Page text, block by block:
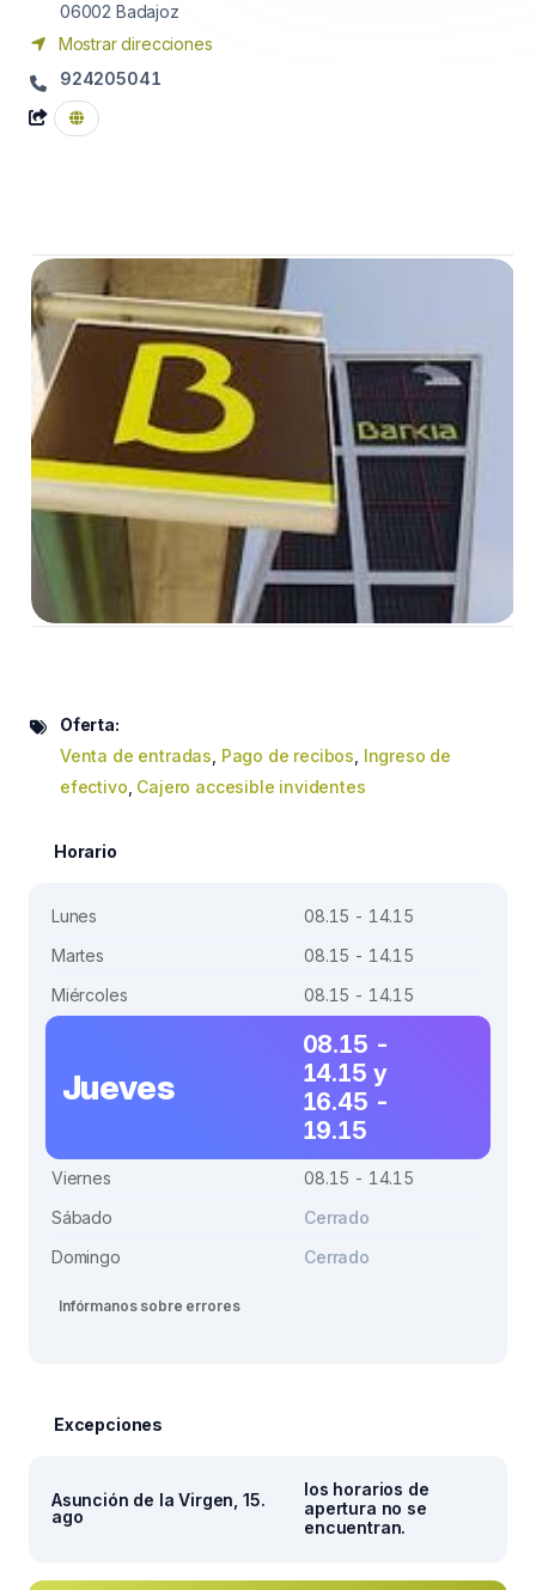
06002 Badajoz
Mostrar direcciones
924205041
Oferta:
Venta de entradas Pago de recibos Ingreso de
efectivo Cajero accesible invidentes
Horario
Lunes
08.15 - 14.15
Martes
08.15 - 14.15
Miércoles
08.15 - 14.15
Jueves
08.15 -
14.15 y
16.45 -
19.15
Viernes
08.15 - 14.15
Sábado
Cerrado
Domingo
Cerrado
Infórmanos sobre errores
Excepciones
Asunción de la Virgen, 15.
ago
los horarios de
apertura no se
encuentran.